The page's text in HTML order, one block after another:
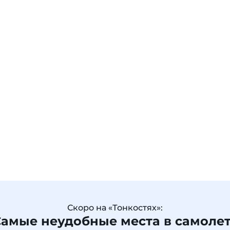
Скоро на «Тонкостях»:
неудобные места в